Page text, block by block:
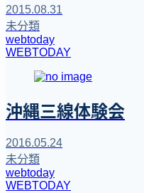
2015.08.31
未分類
webtoday
WEBTODAY
沖縄三線体験会
2016.05.24
未分類
webtoday
WEBTODAY